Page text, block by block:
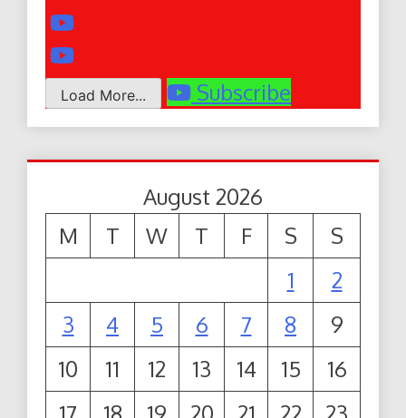
Load More... Subscribe
August 2026
M
T W T F S
S
1
2
3
4 5 6 7 8
9
10
11 12 13 14 15
16